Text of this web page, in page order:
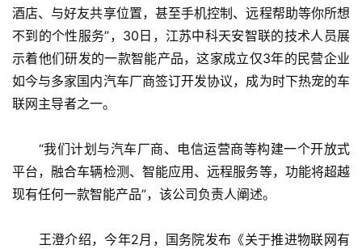
酒店、与好友共享位置，甚至手机控制、远程帮助等你所想
不到的个性服务”，30日，江苏中科天安智联的技术人员展
示着他们研发的一款智能产品，这家成立仅3年的民营企业
如今与多家国内汽车厂商签订开发协议，成为时下热宠的车
联网主导者之一。
“我们计划与汽车厂商、电信运营商等构建一个开放式
平台，融合车辆检测、智能应用、远程服务等，功能将超越
现有任何一款智能产品”，该公司负责人阐述。
王澄介绍，今年2月，国务院发布《关于推进物联网有